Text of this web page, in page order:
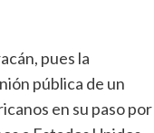
pues la
pública de un
en su paso por